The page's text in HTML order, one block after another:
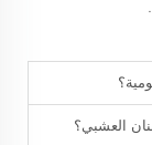
العشبي؟